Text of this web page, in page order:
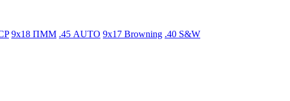
9x18 ПММ .45 AUTO 9x17 Browning .40 S&W